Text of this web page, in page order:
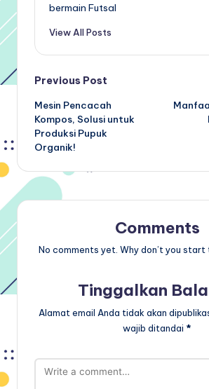
bermain Futsal
View All Posts
Post
navigation
Previous Post
Mesin Pencacah
Kompos, Solusi untuk
Produksi Pupuk
Organik!
Comments
No comments yet. Why don’t you start
Tinggalkan
Alamat email Anda tidak akan
wajib ditandai *